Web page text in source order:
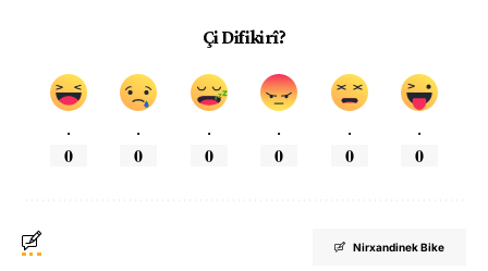
Çi Difikirî?
.
0
.
0
.
0
.
0
.
0
.
0
Nirxandinek Bike